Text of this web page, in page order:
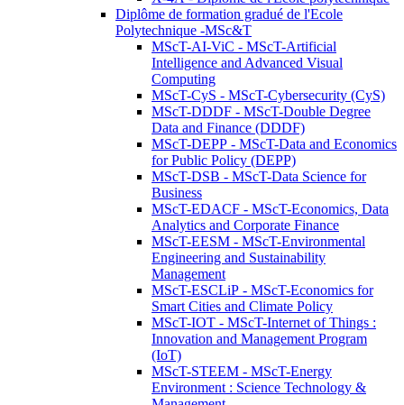
Diplôme de formation gradué de l'Ecole
Polytechnique -MSc&T
MScT-AI-ViC - MScT-Artificial
Intelligence and Advanced Visual
Computing
MScT-CyS - MScT-Cybersecurity (CyS)
MScT-DDDF - MScT-Double Degree
Data and Finance (DDDF)
MScT-DEPP - MScT-Data and Economics
for Public Policy (DEPP)
MScT-DSB - MScT-Data Science for
Business
MScT-EDACF - MScT-Economics, Data
Analytics and Corporate Finance
MScT-EESM - MScT-Environmental
Engineering and Sustainability
Management
MScT-ESCLiP - MScT-Economics for
Smart Cities and Climate Policy
MScT-IOT - MScT-Internet of Things :
Innovation and Management Program
(IoT)
MScT-STEEM - MScT-Energy
Environment : Science Technology &